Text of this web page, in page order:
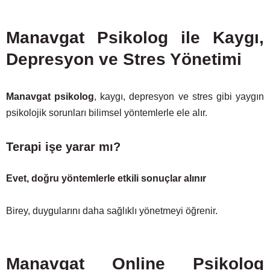
Manavgat Psikolog ile Kaygı,
Depresyon ve Stres Yönetimi
Manavgat psikolog, kaygı, depresyon ve stres gibi yaygın
psikolojik sorunları bilimsel yöntemlerle ele alır.
Terapi işe yarar mı?
Evet, doğru yöntemlerle etkili sonuçlar alınır
Birey, duygularını daha sağlıklı yönetmeyi öğrenir.
Manavgat Online Psikolog